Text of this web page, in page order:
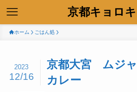
京都キョロ
ホーム ごはん処
京都大宮 ムジ
カレー
2023
12/16